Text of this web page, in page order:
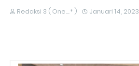
Redaksi 3 ( One_* ) Januari 14, 2023